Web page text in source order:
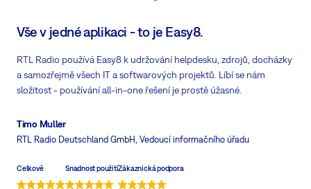
Vše v jedné aplikaci - to je Easy8.
RTL Radio používá Easy8 k udržování helpdesku, zdrojů, docházky
a samozřejmě všech IT a softwarových projektů. Líbí se nám
složitost - používání all-in-one řešení je prostě úžasné.
Timo Muller
RTL Radio Deutschland GmbH , Vedoucí informačního úřadu
Celkově Snadnost použitíZákaznická podpora